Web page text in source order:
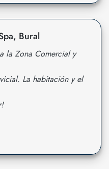
Bural
la Zona Comercial y
La habitación y el